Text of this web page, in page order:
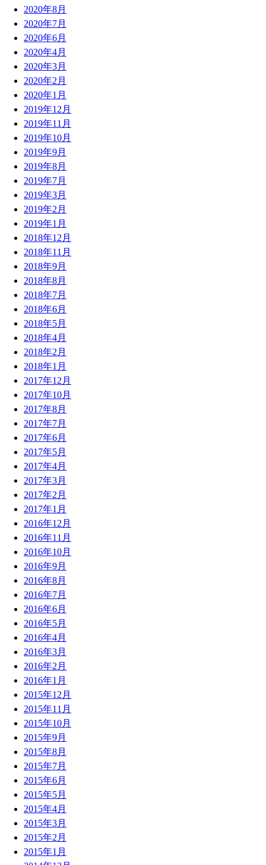
2020年8月
2020年7月
2020年6月
2020年4月
2020年3月
2020年2月
2020年1月
2019年12月
2019年11月
2019年10月
2019年9月
2019年8月
2019年7月
2019年3月
2019年2月
2019年1月
2018年12月
2018年11月
2018年9月
2018年8月
2018年7月
2018年6月
2018年5月
2018年4月
2018年2月
2018年1月
2017年12月
2017年10月
2017年8月
2017年7月
2017年6月
2017年5月
2017年4月
2017年3月
2017年2月
2017年1月
2016年12月
2016年11月
2016年10月
2016年9月
2016年8月
2016年7月
2016年6月
2016年5月
2016年4月
2016年3月
2016年2月
2016年1月
2015年12月
2015年11月
2015年10月
2015年9月
2015年8月
2015年7月
2015年6月
2015年5月
2015年4月
2015年3月
2015年2月
2015年1月